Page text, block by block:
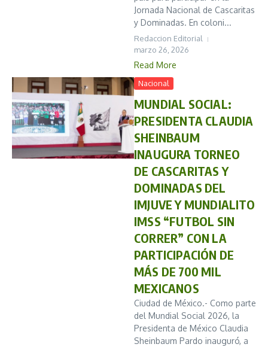
Jornada Nacional de Cascaritas
y Dominadas. En coloni...
Redaccion Editorial
marzo 26, 2026
Read More
Nacional
MUNDIAL SOCIAL:
PRESIDENTA CLAUDIA
SHEINBAUM
INAUGURA TORNEO
DE CASCARITAS Y
DOMINADAS DEL
IMJUVE Y MUNDIALITO
IMSS “FUTBOL SIN
CORRER” CON LA
PARTICIPACIÓN DE
MÁS DE 700 MIL
MEXICANOS
Ciudad de México.- Como parte
del Mundial Social 2026, la
Presidenta de México Claudia
Sheinbaum Pardo inauguró, a